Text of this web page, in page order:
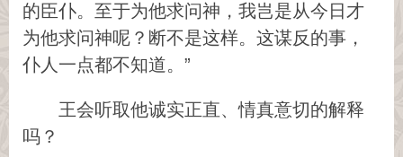
的臣仆。至于为他求问神，我岂是从今日才
为他求问神呢？断不是这样。这谋反的事，
仆人一点都不知道。”
王会听取他诚实正直、情真意切的解释
吗？